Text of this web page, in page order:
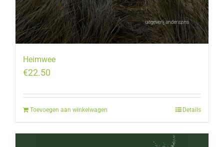
Heimwee
€22.50
Toevoegen aan winkelwagen Details